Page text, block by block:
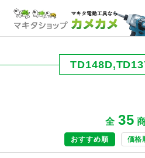
CART
全 35
おすすめ順 価格